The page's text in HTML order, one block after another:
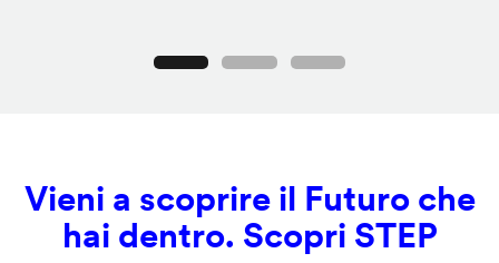
Vieni a scoprire il Futuro che
hai dentro. Scopri STEP